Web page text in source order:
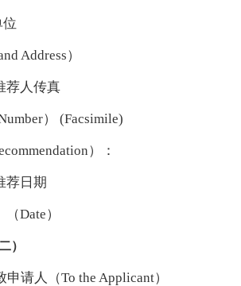
Address）
人传真
） (Facsimile)
）：
日期
Date）
）
请人（To the Applicant）